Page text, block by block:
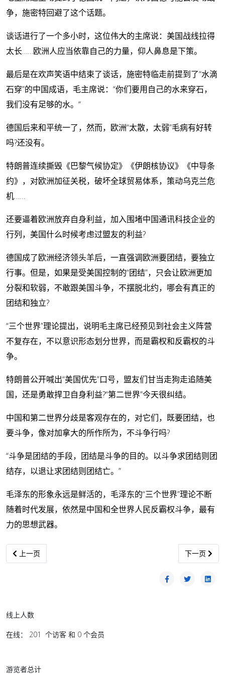
争，施密特回避了这个话题。
谈话进行了一个多小时，这位伟大的主席说：美国战线拉得
太长……欧洲人应当依靠自己的力量，仰人鼻息是下策。
最后是在欢声笑语中结束了谈话，施密特临走前提到了“水滴
石穿”的中国成语，毛主席说： “你们要用自己的水来穿石，
我们没有足够的水。“
德国后来和平统一了，然而，欧洲“太散，太弱”毛病有好转
吗?还没有。
特朗普连续撕毁《巴黎气候协定》《伊朗核协议》《中导条
约》，对欧洲加征关税，破坏全球贸易体系，策动乌克兰危
机……
还要逼着欧洲放弃自身利益，加入围堵中国通讯科技企业的
行列，美国什么时候考虑过盟友的利益?
德国成了欧洲经济领头羊后，一直强调欧洲要团结，要独立
行事。但是，如果是受美国控制的“团结”，只会让欧洲更加
分裂和软弱，不敢跟美国斗争，不摆脱北约，哪会有真正的
团结和独立?
“三个世界”理论提出，说明毛主席已经预见到社会主义阵营
不复存在，不以意识形态划分世界，而是霸权和反霸权的斗
争。
特朗普公开喊出“美国优先”口号，盟友们甘当走狗走追随美
国，还是勇敢捍卫自身利益?“第二世界”今天很纠结。
中国和第二世界分歧是客观存在的，对它们，既要团结，也
要斗争，像对加拿大的所作所为，不斗争行吗?
“斗争是团结的手段，团结是斗争的目的。以斗争求团结则团
结存，以退让求团结则团结亡。”
毛泽东的形象永远是鲜活的，毛泽东的“三个世界”理论不断
随着时代发展，依然是中国和全世界人民反霸权斗争，最有
力的思想武器。
上一篇文章: 美国如何超过英国
上一页 下一篇文章:
下一页
线上人数
在线： 201 个访客 和 0 个会员
游览者总计